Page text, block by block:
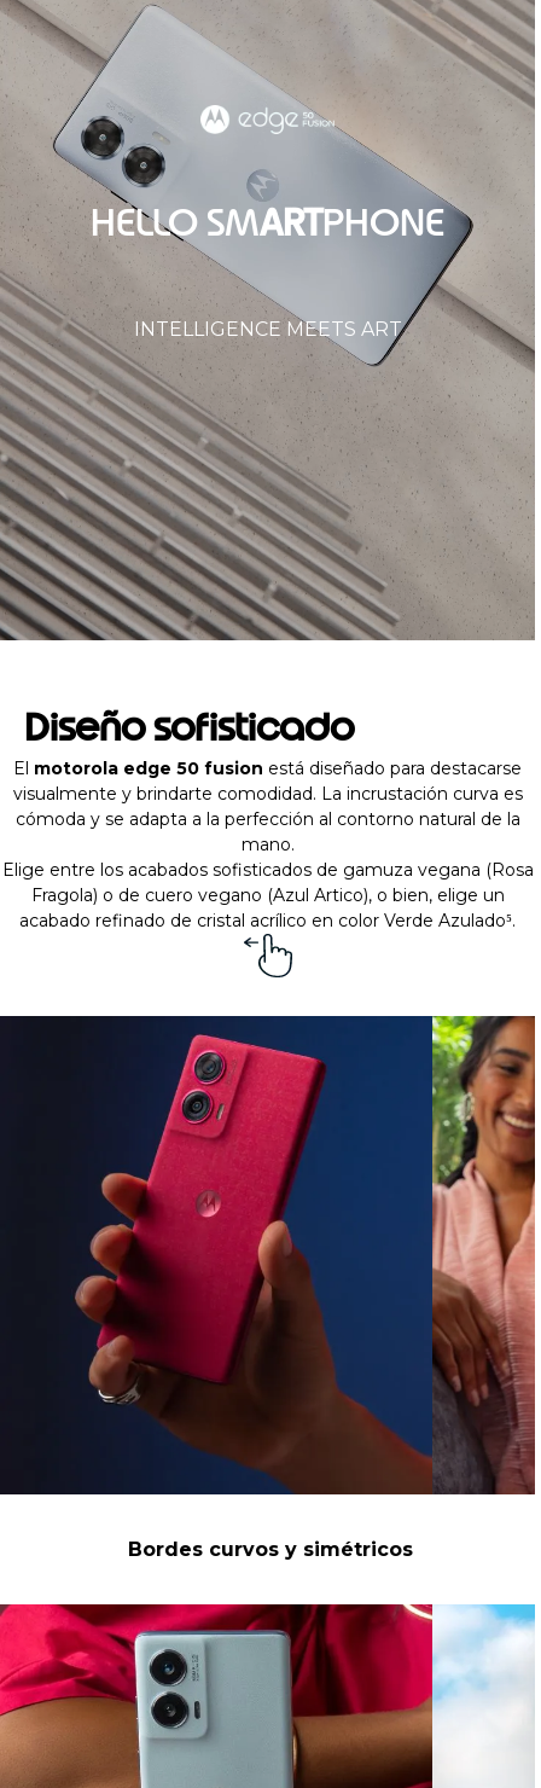
HELLO SMARTPHONE
INTELLIGENCE MEETS ART
Diseño sofisticado
El motorola edge 50 fusion está diseñado para destacarse
visualmente y brindarte comodidad. La incrustación curva es
cómoda y se adapta a la perfección al contorno natural de la
mano.
Elige entre los acabados sofisticados de gamuza vegana (Rosa
Fragola) o de cuero vegano (Azul Artico), o bien, elige un
acabado refinado de cristal acrílico en color Verde Azulado⁵.
Bordes curvos y simétricos